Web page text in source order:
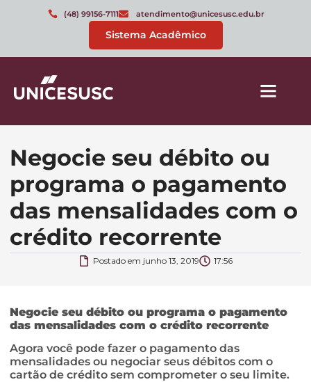
(48) 99156-7111 atendimento@unicesusc.edu.br
Sistema Acadêmico
Negocie seu débito ou
programa o pagamento
das mensalidades com o
crédito recorrente
Postado em junho 13, 2019 17:56
Negocie seu débito ou programa o pagamento
das mensalidades com o crédito recorrente
Agora você pode fazer o pagamento das
mensalidades ou negociar seus débitos com o
cartão de crédito sem comprometer o seu limite.